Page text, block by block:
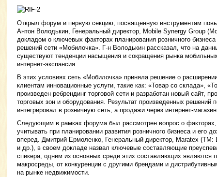
Открыл форум и первую секцию, посвященную инструментам
Антон Володькин, Генеральный директор, Mobile Synergy Group
докладом о ключевых факторах планирования розничного бизнеса
решений сети «Мобилочка». Г-н Володькин рассказал, что на
существуют тенденции насыщения и сокращения рынка
интернет-экспансия.
В этих условиях сеть «Мобилочка» приняла решение о
клиентам инновационные услуги, такие как: «Товар со склада»,
произведен ребрендинг торговой сети и разработан новый сайт,
торговых зон и оборудования. Результат произведенных решений
интегрировал в розничную сеть, а продажи через интернет-
Следующим в рамках форума был рассмотрен вопрос о факторах,
учитывать при планировании развития розничного бизнеса и его
вперед. Дмитрий Ермоленко, Генеральный директор, Maratex (ТМ:
и др.), в своем докладе назвал ключевые составляющие
спикера, одним из основных среди этих составляющих являются
макросреды, от конкуренции с другими брендами и
на рынке недвижимости.